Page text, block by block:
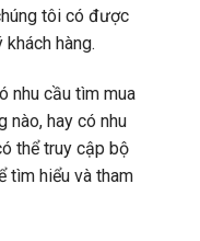
tôi có được
hàng.
nhu cầu tìm mua
nào, hay có nhu
thể truy cập bộ
tìm hiểu và tham